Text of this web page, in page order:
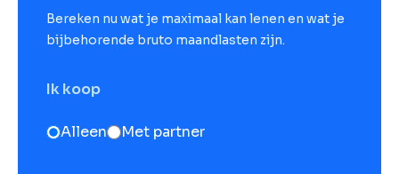
Bereken nu wat je maximaal kan lenen en wat je
bijbehorende bruto maandlasten zijn.
Ik koop
Alleen Met partner